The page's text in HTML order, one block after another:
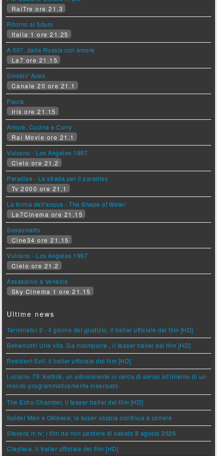
RaiTre ore 21.3
Ritorno al futuro
Italia 1 ore 21.25
A 007, dalla Russia con amore
La7 ore 21.15
Smokin' Aces
Canale 20 ore 21.1
Paura
Iris ore 21.15
Amore, Cucina e Curry
Rai Movie ore 21.1
Vulcano - Los Angeles 1997
Cielo ore 21.2
Paradise - La strada per il paradiso
Tv 2000 ore 21.1
La forma dell'acqua - The Shape of Water
La7Cinema ore 21.15
Sessomatto
Cine34 ore 21.15
Vulcano - Los Angeles 1997
Cielo ore 21.2
Assassinio a Venezia
Sky Cinema 1 ore 21.15
Ultime news
Terminator 2 - Il giorno del giudizio, il trailer ufficiale del film [HD]
Behemoth! Una vita. Da ricomporre., il teaser trailer del film [HD]
Resident Evil, il trailer ufficiale del film [HD]
Locarno 79: Ketticè, un adolescente in cerca di senso all'interno di un
mondo programmaticamente insensato
The Echo Chamber, il teaser trailer del film [HD]
Spider Man e Odissea: la super coppia continua a correre
Stasera in tv: i film da non perdere di sabato 8 agosto 2026
Clayface, il trailer ufficiale del film [HD]